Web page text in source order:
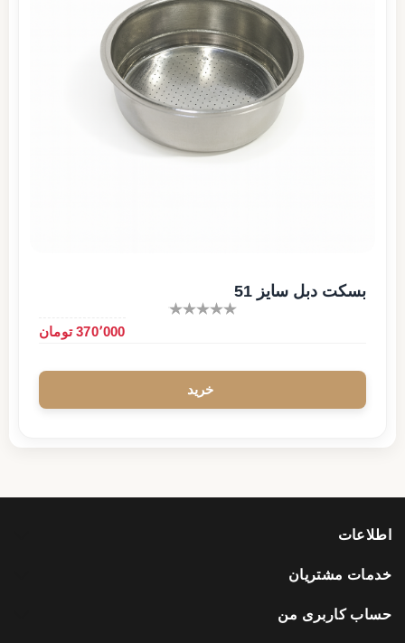
بسکت دبل سایز 51
370٬000 تومان
اطلاعات
خدمات مشتریان
حساب کاربری من